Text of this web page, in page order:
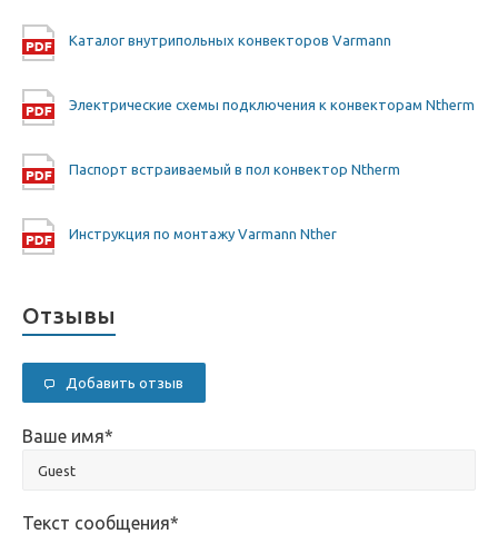
Каталог внутрипольных конвекторов Varmann
Электрические схемы подключения к конвекторам Ntherm
Паспорт встраиваемый в пол конвектор Ntherm
Инструкция по монтажу Varmann Nther
Отзывы
Добавить отзыв
Ваше имя*
Текст сообщения*